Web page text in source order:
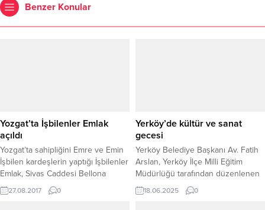
Benzer Konular
Yozgat’ta İşbilenler Emlak
açıldı
Yozgat’ta sahipliğini Emre ve Emin
İşbilen kardeşlerin yaptığı İşbilenler
Emlak, Sivas Caddesi Bellona
karşısındaki yeni adreslerinde
hizmete açıldı.
27.08.2017 0
Yerköy’de kültür ve sanat
gecesi
Yerköy Belediye Başkanı Av. Fatih
Arslan, Yerköy İlçe Milli Eğitim
Müdürlüğü tarafından düzenlenen
ve ilçemizde görev yapan
öğretmenlerin sahne aldığı “Şarkılar
18.06.2025 0